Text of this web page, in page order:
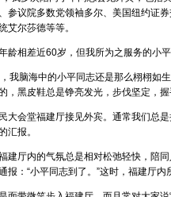
参议院多数党领袖多尔、美国纽约证
艾尔莎德等等。
相差近60岁，但我所为之服务的小
脑海中的小平同志还是那么栩栩如生
，黑皮鞋总是铮亮发光，步伐坚定，
会堂福建厅接见外宾。通常我们总是
汇报。
厅内的气氛总是相对松弛轻快，陪同
报：“小平同志到了。”这时，福建厅